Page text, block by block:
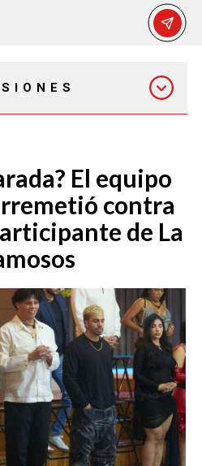
7:00 PM
El equipo
contra
de La